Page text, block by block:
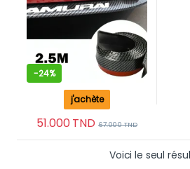
-24%
51.000TND 67.000TND
j'achète
Voici le seul